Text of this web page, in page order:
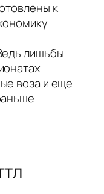
к
лишьбы
воза и еще